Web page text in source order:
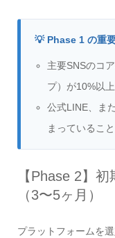
💡 Phase 1 の重
主要SNSのコ
プ）が10%以
公式LINE、ま
まっていること
【Phase 2】
（3〜5ヶ月）
プラットフォームを